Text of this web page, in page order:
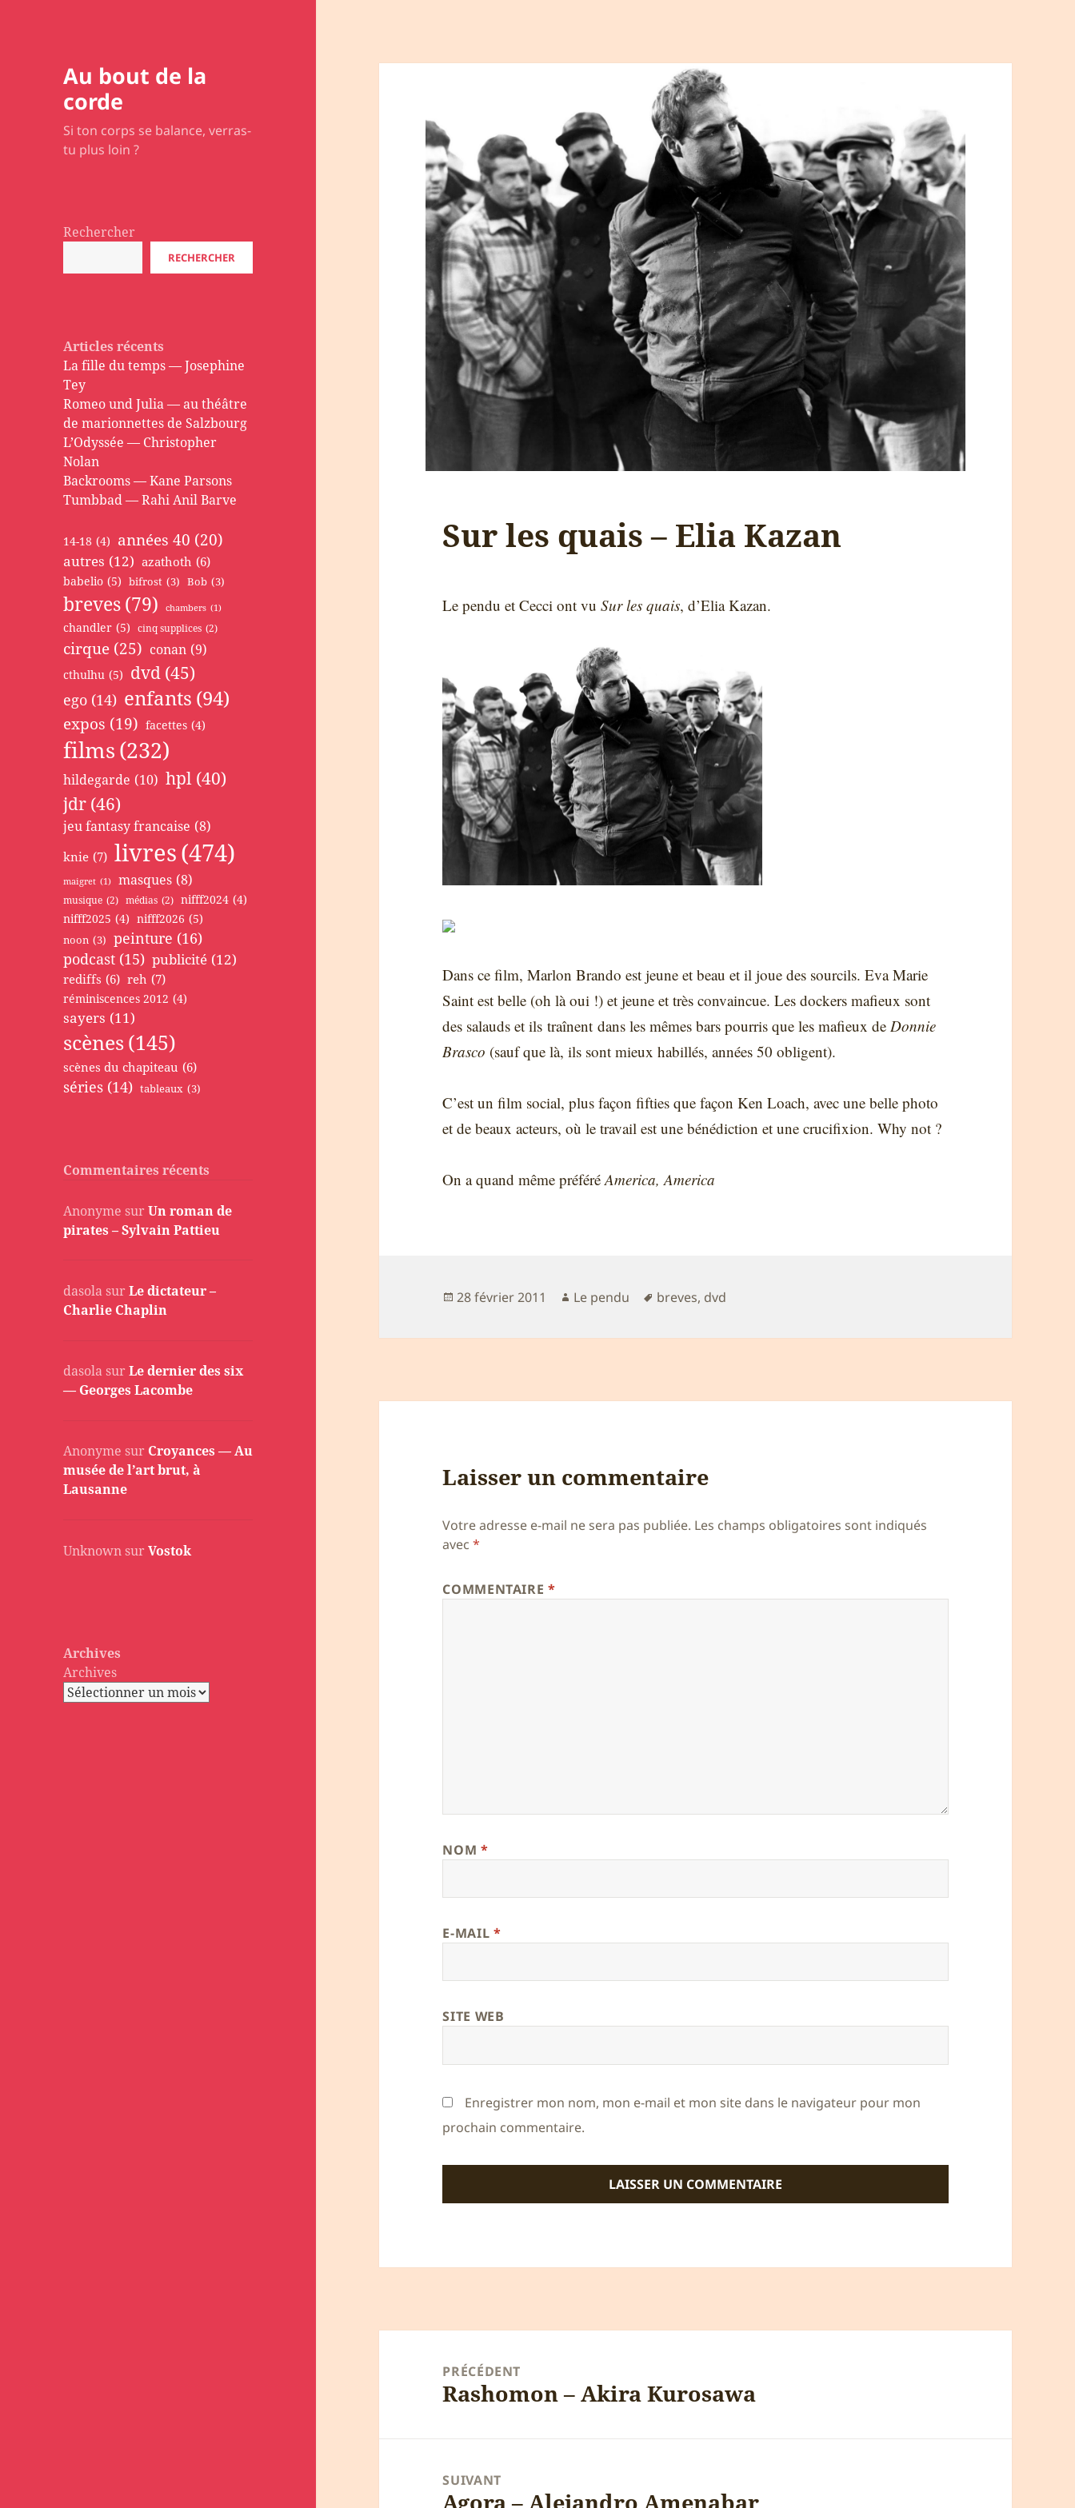
Au bout de la
corde
Si ton corps se balance, verras-
tu plus loin ?
Rechercher
RECHERCHER
Articles récents
La fille du temps — Josephine
Tey
Romeo und Julia — au théâtre
de marionnettes de Salzbourg
L’Odyssée — Christopher
Nolan
Backrooms — Kane Parsons
Tumbbad — Rahi Anil Barve
14-18 (4) années 40 (20)
autres (12) azathoth (6)
babelio (5) bifrost (3) Bob (3)
breves(79) chambers (1)
chandler (5) cinq supplices (2)
cirque (25) conan (9)
cthulhu (5) dvd (45)
ego (14) enfants (94)
expos (19) facettes (4)
films(232)
hildegarde (10) hpl (40)
jdr (46)
jeu fantasy francaise (8)
knie (7) livres(474)
maigret (1) masques (8)
musique (2) médias (2) nifff2024 (4)
nifff2025 (4) nifff2026 (5)
noon (3) peinture (16)
podcast (15) publicité (12)
rediffs (6) reh (7)
réminiscences 2012 (4)
sayers (11)
scènes(145)
scènes du chapiteau (6)
séries (14) tableaux (3)
Commentaires récents
Anonyme surUn roman de
pirates – Sylvain Pattieu
dasolasurLe dictateur –
Charlie Chaplin
dasolasurLe dernier des six
— Georges Lacombe
Anonyme sur Croyances — Au
musée de l’art brut, à
Lausanne
UnknownsurVostok
Archives
Archives
Sur les quais – Elia Kazan
Le pendu et Cecci ont vuSur les quais, d’Elia Kazan.
Dans ce film, Marlon Brando est jeune et beau et il joue des sourcils. Eva Marie
Saint est belle (oh là oui !) et jeune et très convaincue. Les dockers mafieux sont
des salauds et ils traînent dans les mêmes bars pourris que les mafieux deDonnie
Brasco (sauf que là, ils sont mieux habillés, années 50 obligent).
C’est un film social, plus façon fifties que façon Ken Loach, avec une belle photo
et de beaux acteurs, où le travail est une bénédiction et une crucifixion. Why not ?
On a quand même préféréAmerica, America
Publié
28 février 2011 Auteur
Le pendu
Mots-
breves, dvd
Laisser un commentaire
Votre adresse e-mail ne sera pas publiée. Les champs obligatoires sont indiqués
avec*
COMMENTAIRE*
NOM *
E-MAIL *
SITE WEB
Enregistrer mon nom, mon e-mail et mon site dans le navigateur pour mon
prochain commentaire.
PRÉCÉDENT
Article
Rashomon – Akira Kurosawa
SUIVANT
Article